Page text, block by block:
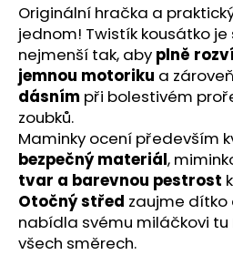
Originální hračka a
jednom! Twistík kousátko
nejmenší tak, aby plně
jemnou motoriku a zároveň
dásním při bolestivém
zoubků.
Maminky ocení především
bezpečný materiál,
tvar a barevnou pestrost
Otočný střed zaujme dítko
nabídla svému miláčkovi tu
všech směrech.
HLEDAT
D
o
p
o
r
u
č
u